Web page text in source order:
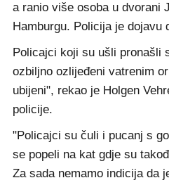
a ranio više osoba u dvorani
Hamburgu. Policija je dojavu
Policajci koji su ušli pronašli
ozbiljno ozlijeđeni vatrenim
ubijeni", rekao je Holgen
policije.
"Policajci su čuli i pucanj s
se popeli na kat gdje su
Za sada nemamo indicija da